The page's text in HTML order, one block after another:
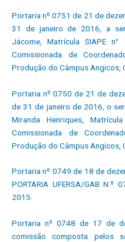
Portaria nº 0751 de 21 de
31 de janeiro de 2016, a
Jácome, Matrícula SIAPE
Comissionada de
Produção do Câmpus Angicos,
Portaria nº 0750 de 21 de
de 31 de janeiro de 2016, o
Miranda Henriques,
Comissionada de
Produção do Câmpus Angicos,
Portaria nº 0749 de 18 de
PORTARIA UFERSA/GAB
2015.
Portaria nº 0748 de 17 de
comissão composta pelos